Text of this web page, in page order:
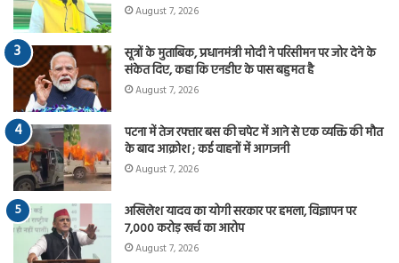
August 7, 2026
सूत्रों के मुताबिक, प्रधानमंत्री मोदी ने परिसीमन पर जोर देने के
संकेत दिए, कहा कि एनडीए के पास बहुमत है
August 7, 2026
पटना में तेज रफ्तार बस की चपेट में आने से एक व्यक्ति की मौत
के बाद आक्रोश ; कई वाहनों में आगजनी
August 7, 2026
अखिलेश यादव का योगी सरकार पर हमला, विज्ञापन पर
7,000 करोड़ खर्च का आरोप
August 7, 2026